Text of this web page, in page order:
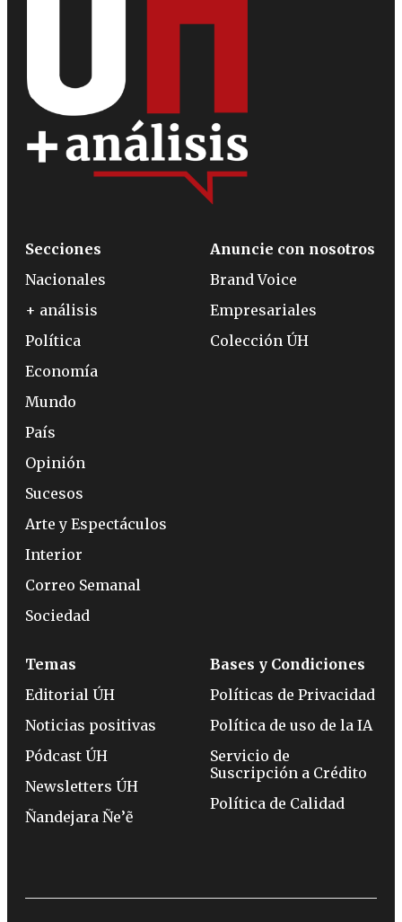
Secciones
Nacionales
+ análisis
Política
Economía
Mundo
País
Opinión
Sucesos
Arte y Espectáculos
Interior
Correo Semanal
Sociedad
Anuncie con nosotros
Brand Voice
Empresariales
Colección ÚH
Temas
Editorial ÚH
Noticias positivas
Pódcast ÚH
Newsletters ÚH
Ñandejara Ñe’ẽ
Bases y Condiciones
Políticas de Privacidad
Política de uso de la IA
Servicio de
Suscripción a Crédito
Política de Calidad